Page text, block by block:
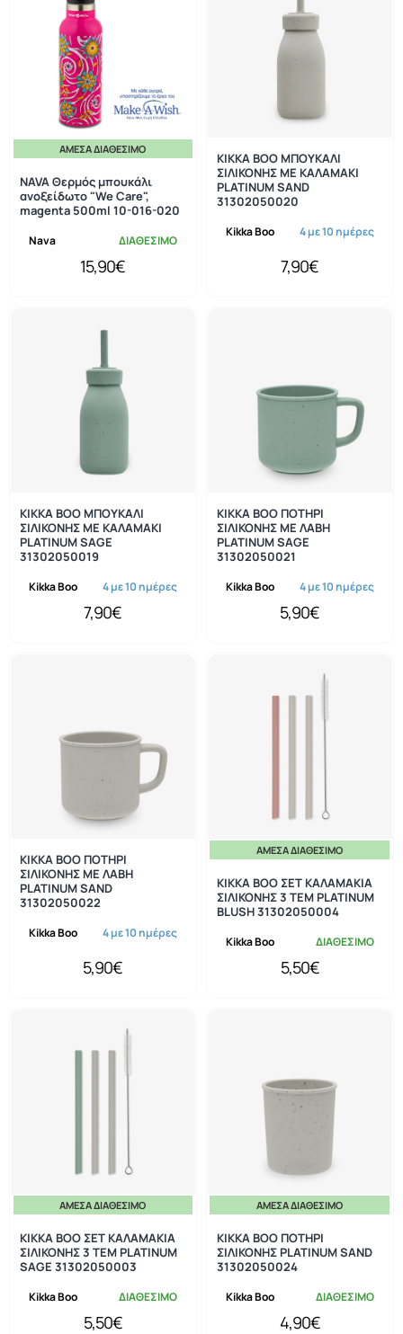
ΆΜΕΣΑ ΔΙΑΘΈΣΙΜΟ
Nava ΔΙΑΘΕΣΙΜΟ
NAVA Θερμός μπουκάλι
ανοξείδωτο "We Care",
magenta 500ml 10-016-020
15,90€
Kikka Boo 4 με 10 ημέρες
KIKKA BOO ΜΠΟΥΚΑΛΙ
ΣΙΛΙΚΟΝΗΣ ΜΕ ΚΑΛΑΜΑΚΙ
PLATINUM SAND
31302050020
7,90€
Kikka Boo 4 με 10 ημέρες
KIKKA BOO ΜΠΟΥΚΑΛΙ
ΣΙΛΙΚΟΝΗΣ ΜΕ ΚΑΛΑΜΑΚΙ
PLATINUM SAGE
31302050019
7,90€
Kikka Boo 4 με 10 ημέρες
KIKKA BOO ΠΟΤΗΡΙ
ΣΙΛΙΚΟΝΗΣ ΜΕ ΛΑΒΗ
PLATINUM SAGE
31302050021
5,90€
Kikka Boo 4 με 10 ημέρες
KIKKA BOO ΠΟΤΗΡΙ
ΣΙΛΙΚΟΝΗΣ ΜΕ ΛΑΒΗ
PLATINUM SAND
31302050022
5,90€
ΆΜΕΣΑ ΔΙΑΘΈΣΙΜΟ
Kikka Boo ΔΙΑΘΕΣΙΜΟ
KIKKA BOO ΣΕΤ ΚΑΛΑΜΑΚΙΑ
ΣΙΛΙΚΟΝΗΣ 3 ΤΕΜ PLATINUM
BLUSH 31302050004
5,50€
ΆΜΕΣΑ ΔΙΑΘΈΣΙΜΟ
Kikka Boo ΔΙΑΘΕΣΙΜΟ
KIKKA BOO ΣΕΤ ΚΑΛΑΜΑΚΙΑ
ΣΙΛΙΚΟΝΗΣ 3 ΤΕΜ PLATINUM
SAGE 31302050003
5,50€
ΆΜΕΣΑ ΔΙΑΘΈΣΙΜΟ
Kikka Boo ΔΙΑΘΕΣΙΜΟ
KIKKA BOO ΠΟΤΗΡΙ
ΣΙΛΙΚΟΝΗΣ PLATINUM SAND
31302050024
4,90€